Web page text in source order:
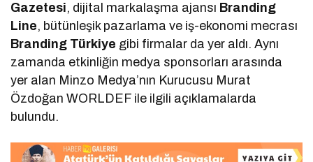
Gazetesi, dijital markalaşma ajansı Branding
Line, bütünleşik pazarlama ve iş-ekonomi mecrası
Branding Türkiye gibi firmalar da yer aldı. Aynı
zamanda etkinliğin medya sponsorları arasında
yer alan Minzo Medya’nın Kurucusu Murat
Özdoğan WORLDEF ile ilgili açıklamalarda
bulundu.